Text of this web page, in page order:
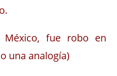
México, fue robo en
una analogía)